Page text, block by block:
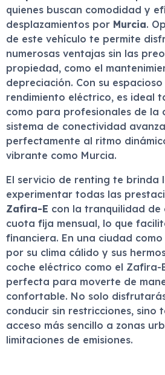
quienes buscan comodidad y
desplazamientos por Murcia.
de este vehículo te permite
numerosas ventajas sin las
propiedad, como el
depreciación. Con su
rendimiento eléctrico, es ideal
como para profesionales de la
sistema de conectividad
perfectamente al ritmo
vibrante como Murcia.
El servicio de renting te brinda
experimentar todas las
Zafira-E con la tranquilidad de
cuota fija mensual, lo que
financiera. En una ciudad como
por su clima cálido y sus
coche eléctrico como el Zafira-
perfecta para moverte de
confortable. No solo
conducir sin restricciones, sino
acceso más sencillo a zonas
limitaciones de emisiones.